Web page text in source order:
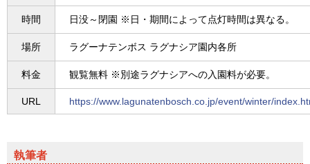
時間 日没～閉園 ※日・期間によって点灯時間は異なる。
場所 ラグーナテンボス ラグナシア園内各所
料金 観覧無料 ※別途ラグナシアへの入園料が必要。
URL https://www.lagunatenbosch.co.jp/event/winter/